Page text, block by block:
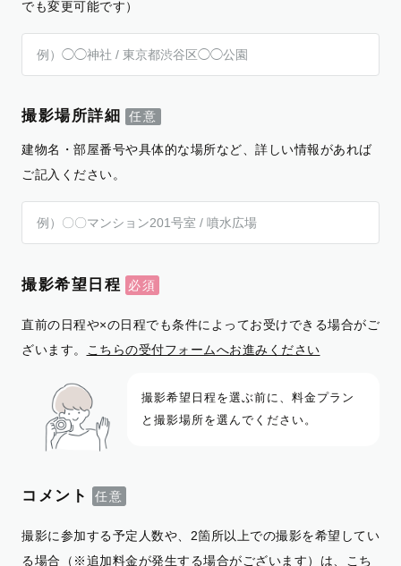
でも変更可能です）
撮影場所詳細
建物名・部屋番号や具体的な場所など、詳しい情報があれば
ご記入ください。
撮影希望日程
直前の日程や×の日程でも条件によってお受けできる場合がご
ざいます。
こちらの受付フォームへお進みください
撮影希望日程を選ぶ前に、料金プラン
と撮影場所を選んでください。
コメント
撮影に参加する予定人数や、2箇所以上での撮影を希望してい
る場合（※追加料金が発生する場合がございます）は、こち